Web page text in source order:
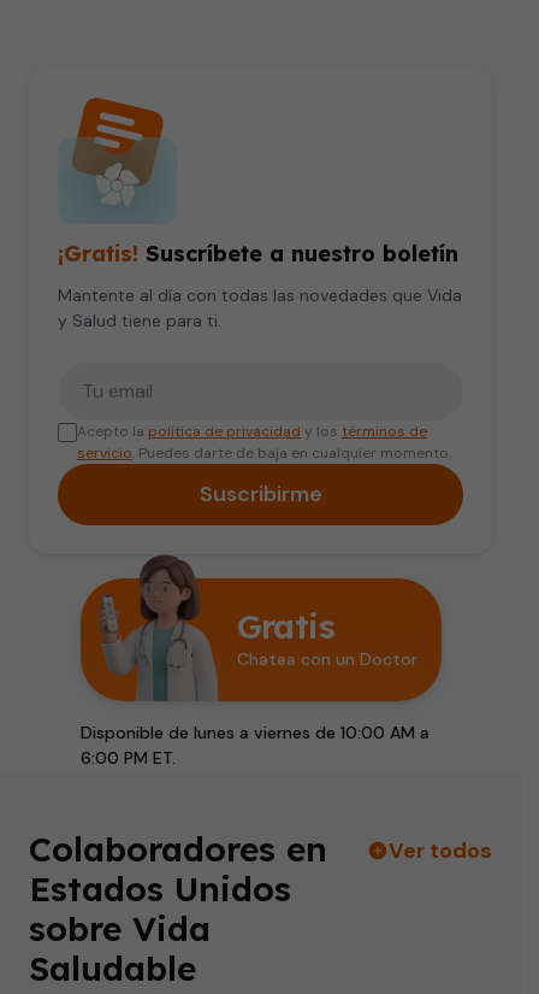
¡Gratis! Suscríbete a nuestro boletín
Mantente al día con todas las novedades que Vida
y Salud tiene para ti.
Acepto la política de privacidad y los términos de
servicio. Puedes darte de baja en cualquier momento.
Suscribirme
Gratis
Chatea con un Doctor
Disponible de lunes a viernes de 10:00 AM a
6:00 PM ET.
Colaboradores en
Estados Unidos
sobre Vida
Saludable
Ver todos